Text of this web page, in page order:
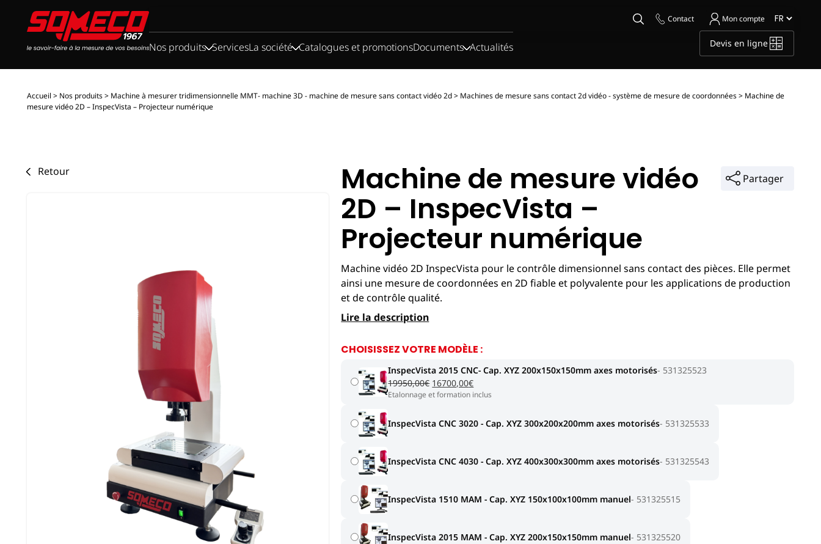
Rechercher : Contact Mon compte
Nos produits ServicesLa société Catalogues et promotionsDocuments Actualités Devis en ligne
Accueil > Nos produits> Machine à mesurer tridimensionnelle MMT- machine 3D - machine de mesure sans contact vidéo 2d> Machines de mesure sans contact 2d vidéo - système de mesure de coordonnées> Machine de
mesure vidéo 2D – InspecVista – Projecteur numérique
Retour Machine de mesure vidéo
2D – InspecVista –
Projecteur numérique
Partager
Machine vidéo 2D InspecVista pour le contrôle dimensionnel sans contact des pièces. Elle permet
ainsi une mesure de coordonnées en 2D fiable et polyvalente pour les applications de production
et de contrôle qualité.
Lire la description
CHOISISSEZ VOTRE MODÈLE :
InspecVista 2015 CNC- Cap. XYZ 200x150x150mm axes motorisés 531325523
19950,00€ Le
prix
était :
16700,00€Le
prix
est :
Etalonnage et formation inclus
InspecVista CNC 3020 - Cap. XYZ 300x200x200mm axes motorisés 531325533
InspecVista CNC 4030 - Cap. XYZ 400x300x300mm axes motorisés 531325543
InspecVista 1510 MAM - Cap. XYZ 150x100x100mm manuel 531325515
InspecVista 2015 MAM - Cap. XYZ 200x150x150mm manuel 531325520